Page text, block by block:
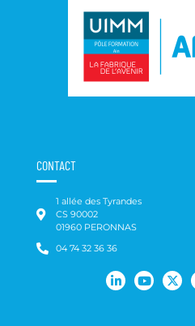
CONTACT
1 allée des Tyrandes
CS 90002
01960 PERONNAS
04 74 32 36 36